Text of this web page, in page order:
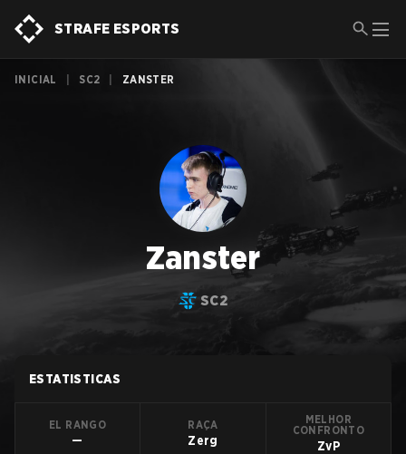
STRAFE ESPORTS
INICIAL SC2 ZANSTER
Zanster
SC2
ESTATISTICAS
EL RANGO
—
RAÇA
Zerg
MELHOR
CONFRONTO
ZvP